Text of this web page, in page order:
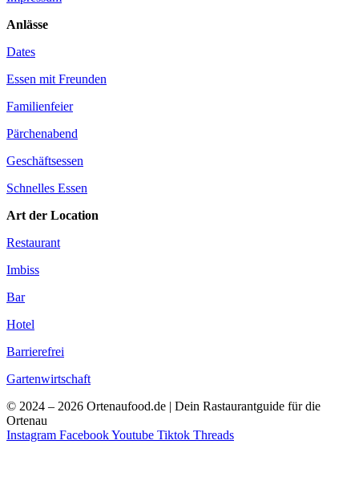
Anlässe
Dates
Essen mit Freunden
Familienfeier
Pärchenabend
Geschäftsessen
Schnelles Essen
Art der Location
Restaurant
Imbiss
Bar
Hotel
Barrierefrei
Gartenwirtschaft
© 2024 – 2026 Ortenaufood.de | Dein Rastaurantguide für die
Ortenau
Instagram FacebookYoutube Tiktok Threads